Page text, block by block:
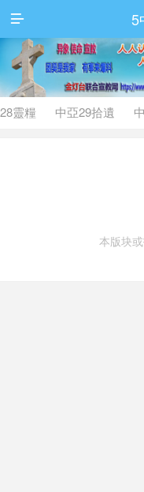
 5
靈糧 中亞29拾遺
本版块